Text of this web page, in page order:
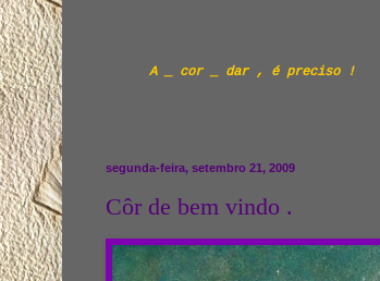
A _ cor _ dar , é preciso !
segunda-feira, setembro 21, 2009
Côr de bem vindo .